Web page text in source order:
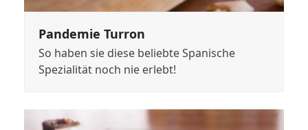
Pandemie Turron
So haben sie diese beliebte Spanische
Spezialität noch nie erlebt!